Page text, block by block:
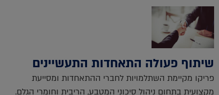
שיתוף פעולה התאחדות התעשיינים
פריקו מקיימת השתלמויות לחברי ההתאחדות ומסייעת
מקצועית בתחום ניהול סיכוני המטבע, הריבית וחומרי הגלם.